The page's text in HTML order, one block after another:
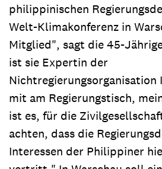
philippinischen
Welt-Klimakonferenz in
Mitglied", sagt die 45-
ist sie Expertin der
Nichtregierungsorganisation
mit am Regierungstisch,
ist es, für die
achten, dass die
Interessen der Philippiner